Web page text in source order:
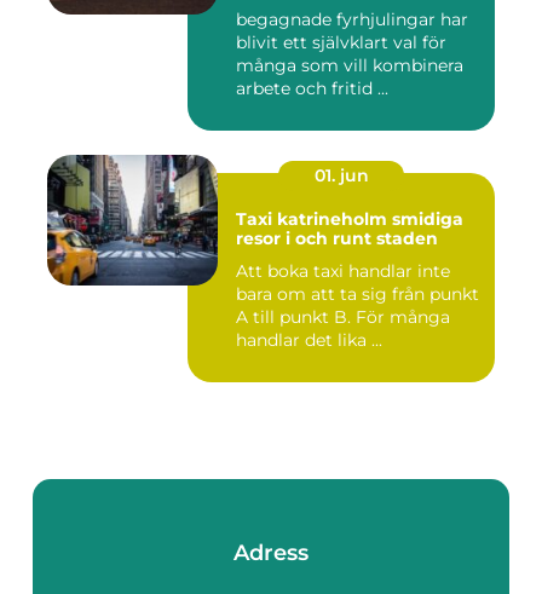
begagnade fyrhjulingar har
blivit ett självklart val för
många som vill kombinera
arbete och fritid ...
01. jun
Taxi katrineholm smidiga
resor i och runt staden
Att boka taxi handlar inte
bara om att ta sig från punkt
A till punkt B. För många
handlar det lika ...
Adress